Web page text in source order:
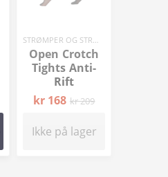
Open Crotch
Tights Anti-
Rift
kr 168 kr 209
Ikke på lager